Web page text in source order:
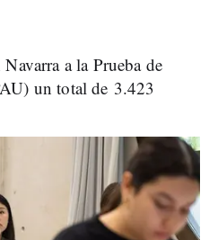
a la Prueba de
un total de 3.423